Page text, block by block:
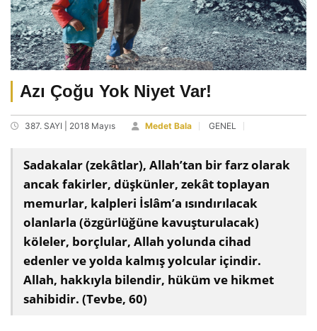
Azı Çoğu Yok Niyet Var!
387. SAYI | 2018 Mayıs Medet Bala GENEL
Sadakalar (zekâtlar), Allah’tan bir farz olarak
ancak fakirler, düşkünler, zekât toplayan
memurlar, kalpleri İslâm’a ısındırılacak
olanlarla (özgürlüğüne kavuşturulacak)
köleler, borçlular, Allah yolunda cihad
edenler ve yolda kalmış yolcular içindir.
Allah, hakkıyla bilendir, hüküm ve hikmet
sahibidir. (Tevbe, 60)